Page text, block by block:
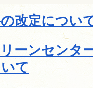
改定につい
ーンセンタ
て